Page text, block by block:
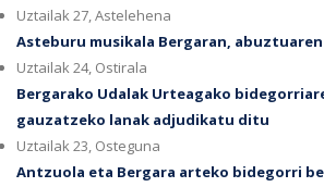
Uztailak 27, Astelehena
Asteburu musikala Bergaran, abuztuaren
Uztailak 24, Ostirala
Bergarako Udalak Urteagako
gauzatzeko lanak adjudikatu ditu
Uztailak 23, Osteguna
Antzuola eta Bergara arteko bidegorri